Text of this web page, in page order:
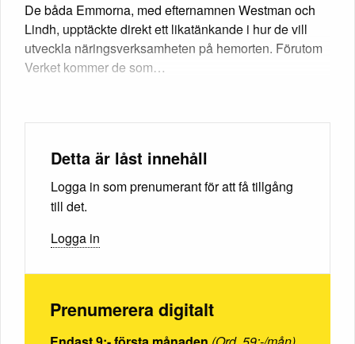
De båda Emmorna, med efternamnen Westman och
Lindh, upptäckte direkt ett likatänkande i hur de vill
utveckla näringsverksamheten på hemorten. Förutom
Verket kommer de som…
Detta är låst innehåll
Logga in som prenumerant för att få tillgång
till det.
Logga in
Prenumerera digitalt